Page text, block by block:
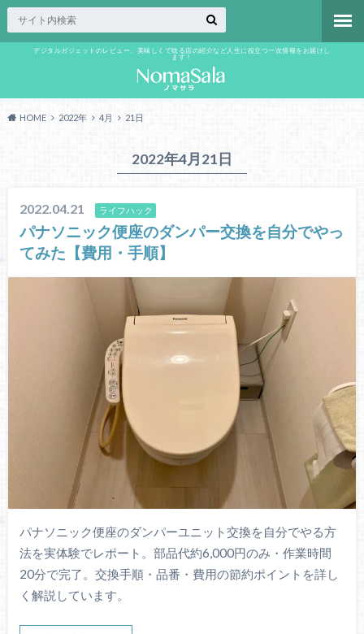
デジタルガジェットのレビュー、美味しくて唸る店の紹介など人生に役立つ一次情報をお届けし
ます！
HOME 2022年 4月 21日
2022年4月21日
2022.04.21 ライフハック
パナソニック便座のダンパー交換を自分でやっ
てみた【費用・手順】
パナソニック便座のダンパーユニット交換を自分でやる方
法を実体験でレポート。部品代約6,000円のみ・作業時間
20分で完了。交換手順・品番・費用の節約ポイントを詳し
く解説しています。